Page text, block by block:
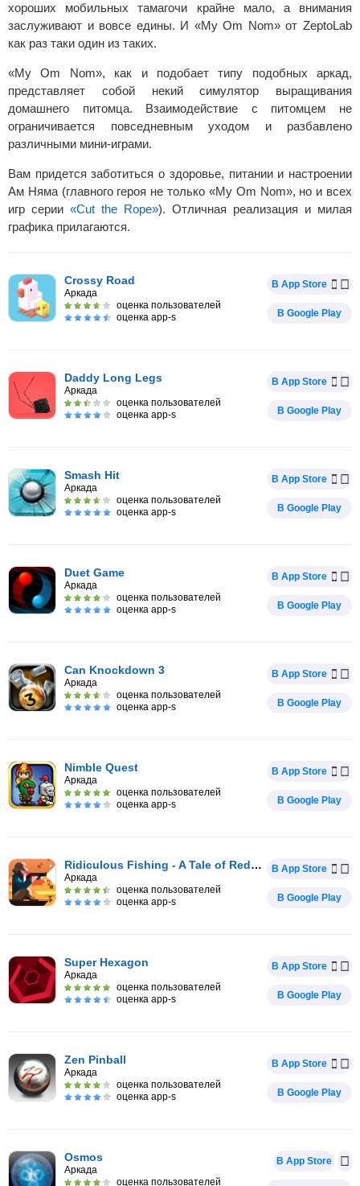
хороших мобильных тамагочи крайне мало, а внимания
заслуживают и вовсе едины. И «My Om Nom» от ZeptoLab
как раз таки один из таких.
«My Om Nom», как и подобает типу подобных аркад,
представляет собой некий симулятор выращивания
домашнего питомца. Взаимодействие с питомцем не
ограничивается повседневным уходом и разбавлено
различными мини-играми.
Вам придется заботиться о здоровье, питании и настроении
Ам Няма (главного героя не только «My Om Nom», но и всех
игр серии «Cut the Rope»). Отличная реализация и милая
графика прилагаются.
Crossy Road
Аркада
оценка пользователей
оценка app-s
В App Store
В Google Play
Daddy Long Legs
Аркада
оценка пользователей
оценка app-s
В App Store
В Google Play
Smash Hit
Аркада
оценка пользователей
оценка app-s
В App Store
В Google Play
Duet Game
Аркада
оценка пользователей
оценка app-s
В App Store
В Google Play
Can Knockdown 3
Аркада
оценка пользователей
оценка app-s
В App Store
В Google Play
Nimble Quest
Аркада
оценка пользователей
оценка app-s
В App Store
В Google Play
Ridiculous Fishing - A Tale of Redemption
Аркада
оценка пользователей
оценка app-s
В App Store
В Google Play
Super Hexagon
Аркада
оценка пользователей
оценка app-s
В App Store
В Google Play
Zen Pinball
Аркада
оценка пользователей
оценка app-s
В App Store
В Google Play
Osmos
Аркада
оценка пользователей
В App Store